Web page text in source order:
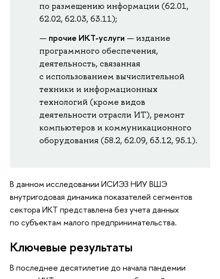
по размещению информации (62.01,
62.02, 62.03, 63.11);
прочие ИКТ-услуги — издание
программного обеспечения,
деятельность, связанная
с использованием вычислительной
техники и информационных
технологий (кроме видов
деятельности отрасли ИТ), ремонт
компьютеров и коммуникационного
оборудования (58.2, 62.09, 63.12, 95.1).
В данном исследовании ИСИЭЗ НИУ ВШЭ
внутригодовая динамика показателей сегментов
сектора ИКТ представлена без учета данных
по субъектам малого предпринимательства.
Ключевые результаты
В последнее десятилетие до начала пандемии